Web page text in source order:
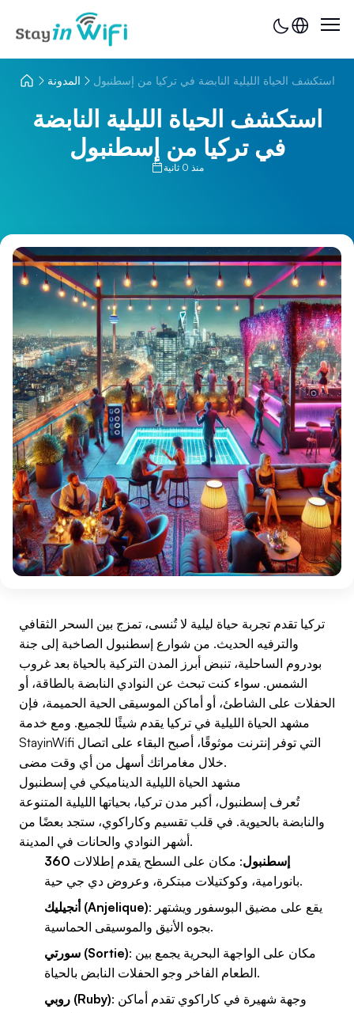
المدونة استكشف الحياة الليلية النابضة في تركيا من إسطنبول
استكشف الحياة الليلية النابضة
في تركيا من إسطنبول
منذ 0 ثانية
تركيا تقدم تجربة حياة ليلية لا تُنسى، تمزج بين السحر الثقافي
والترفيه الحديث. من شوارع إسطنبول الصاخبة إلى جنة
بودروم الساحلية، تنبض أبرز المدن التركية بالحياة بعد غروب
الشمس. سواء كنت تبحث عن النوادي النابضة بالطاقة، أو
الحفلات على الشاطئ، أو أماكن الموسيقى الحية الحميمة، فإن
مشهد الحياة الليلية في تركيا يقدم شيئًا للجميع. ومع خدمة
StayinWifi التي توفر إنترنت موثوقًا، أصبح البقاء على اتصال
خلال مغامراتك أسهل من أي وقت مضى.
مشهد الحياة الليلية الديناميكي في إسطنبول
تُعرف إسطنبول، أكبر مدن تركيا، بحياتها الليلية المتنوعة
والنابضة بالحيوية. في قلب تقسيم وكاراكوي، ستجد بعضًا من
أشهر النوادي والحانات في المدينة.
360 إسطنبول: مكان على السطح يقدم إطلالات
بانورامية، وكوكتيلات مبتكرة، وعروض دي جي حية.
أنجيليك (Anjelique): يقع على مضيق البوسفور ويشتهر
بجوه الأنيق والموسيقى الحماسية.
سورتي (Sortie): مكان على الواجهة البحرية يجمع بين
الطعام الفاخر وجو الحفلات النابض بالحياة.
روبي (Ruby): وجهة شهيرة في كاراكوي تقدم أماكن